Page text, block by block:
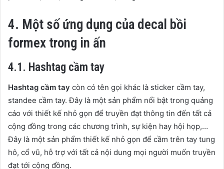
4. Một số ứng dụng của decal bồi
formex trong in ấn
4.1. Hashtag cầm tay
Hashtag cầm tay còn có tên gọi khác là sticker cầm tay,
standee cầm tay. Đây là một sản phẩm nổi bật trong quảng
cáo với thiết kế nhỏ gọn để truyền đạt thông tin đến tất cả
cộng đồng trong các chương trình, sự kiện hay hội họp,…
Đây là một sản phẩm thiết kế nhỏ gọn để cầm trên tay tung
hô, cổ vũ, hỗ trợ với tất cả nội dung mọi người muốn truyền
đạt tới cộng đồng.